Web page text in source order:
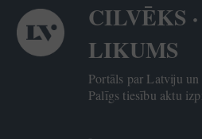
CILVĒKS
LIKUMS
Portāls par Latviju
Palīgs tiesību aktu